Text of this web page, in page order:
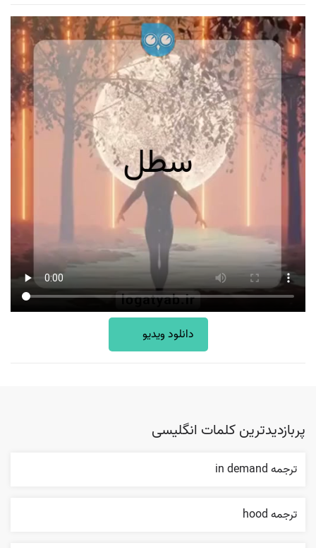
دانلود ویدیو
پربازدیدترین کلمات انگلیسی
ترجمه in demand
ترجمه hood